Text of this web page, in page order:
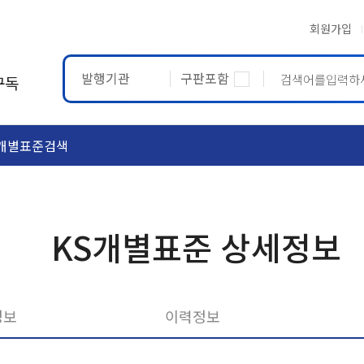
회원가입
독 발행기관 구판포함
별표준검색
KS개별표준 상세정보
이력정보